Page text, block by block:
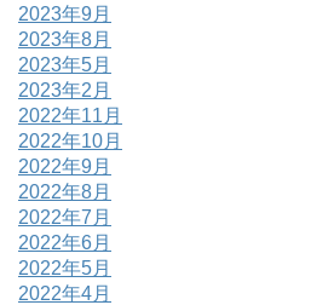
2023年9月
2023年8月
2023年5月
2023年2月
2022年11月
2022年10月
2022年9月
2022年8月
2022年7月
2022年6月
2022年5月
2022年4月